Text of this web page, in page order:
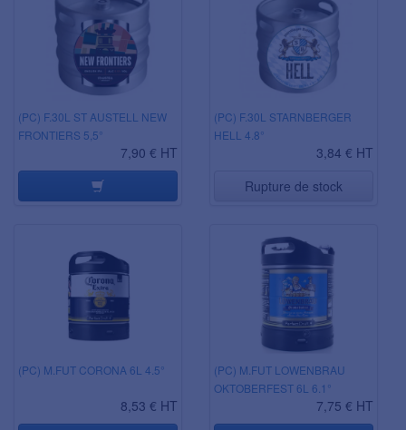
(PC) F.30L ST AUSTELL NEW
FRONTIERS 5,5°
7,90 € HT
(PC) F.30L STARNBERGER
HELL 4.8°
3,84 € HT
Rupture de stock
(PC) M.FUT CORONA 6L 4.5°
8,53 € HT
(PC) M.FUT LOWENBRAU
OKTOBERFEST 6L 6.1°
7,75 € HT